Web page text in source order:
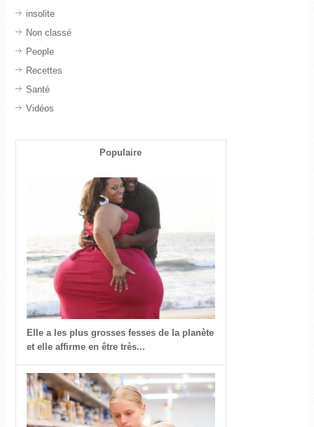
insolite
Non classé
People
Recettes
Santé
Vidéos
Populaire
Elle a les plus grosses fesses de la planète
et elle affirme en être très...